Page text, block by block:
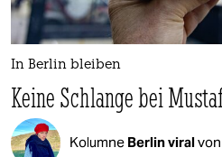
In Berlin bleiben
Keine Schlange bei
Kolumne Berlin viralvon